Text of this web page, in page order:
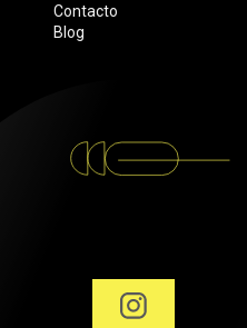
Contacto
Blog